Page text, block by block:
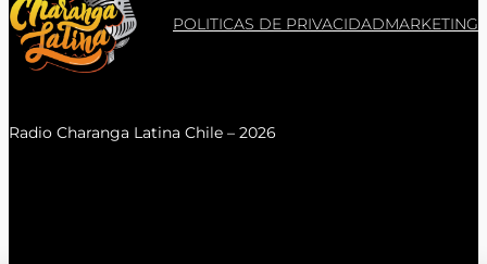
POLITICAS DE PRIVACIDADMARKETING
Radio Charanga Latina Chile – 2026